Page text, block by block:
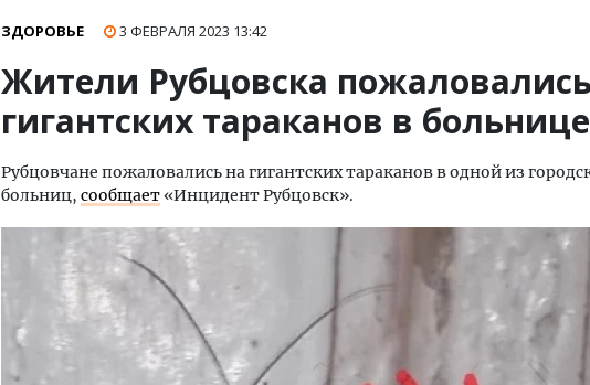
ЗДОРОВЬЕ 3 ФЕВРАЛЯ 2023 13:42
Жители Рубцовска
гигантских тараканов в больнице
Рубцовчане пожаловались на гигантских тараканов в одной из
больниц, сообщает«Инцидент Рубцовск».